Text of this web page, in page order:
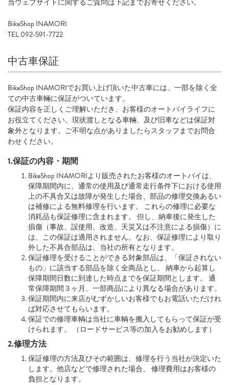
当ウェブサイトに関するご質問は下記までお寄せください。
BikeShop INAMORI
TEL 092-591-7722
中古車保証
BikeShop INAMORIでお買い上げ頂いた中古車には、一部を除く全
ての中古車輛に保証がついています。
保証内容を正しくご理解いただき、お客様のオートバイライフに
お役立てください。現状渡しとなる車輛、及び旧車などは保証対
象外となります。ご不明な点がありましたらスタッフまでお問合
わせください。
1.保証の内容・期間
BikeShop INAMORIより販売されたお客様のオートバイは、
保障期間内に、通常の使用及び通常走行条件下における使用
上の不具合又は故障が発生した場合、部品の修理交換あるい
は補修による無料修理を行います。 これらの修理に必要な
消耗品も保証修理に含まれます。 但し、納車後に発生した
損傷（事故、誤使用、改造、天災又は不注意による損傷）に
は、この保証は適用されません。なお、保証修理により取り
外した不具合部品は、当社の所有となります。
保証修理を受けることができる対象部品は、「保証されない
もの」に該当する部品を除く全商品とし、 納車から起算し
保障期間日数に到達した時点までを保証期間とします。 通
常保障期間３ヶ月、一部商品により異なる場合があります。
保証期間内に来店がむずかしいお客様でもお電話いただけれ
ば対応させてもらいます。
保証での修理車輌は当社に車輌を搬入してもらって保証が受
けられます。 （ロードサービス等の加入をお勧めします）
2.修理方法
保証修理の方法及びその範囲は、修理を行う当社が決定いた
します。他店などで修理された場合、 修理費用はお客様の
負担となります。